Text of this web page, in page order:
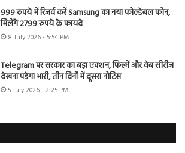
999 रुपये में रिजर्व करें Samsung का नया फोल्डेबल फोन,
मिलेंगे 2799 रुपये के फायदे
8 July 2026 - 5:54 PM
Telegram पर सरकार का बड़ा एक्शन, फिल्में और वेब सीरीज
देखना पड़ेगा भारी, तीन दिनों में दूसरा नोटिस
5 July 2026 - 2:25 PM